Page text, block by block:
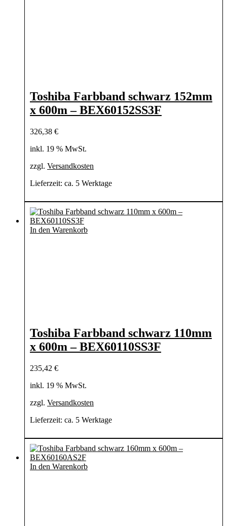
Toshiba Farbband schwarz 152mm
x 600m – BEX60152SS3F
326,38 €
inkl. 19 % MwSt.
zzgl. Versandkosten
Lieferzeit: ca. 5 Werktage
In den Warenkorb
Toshiba Farbband schwarz 110mm
x 600m – BEX60110SS3F
235,42 €
inkl. 19 % MwSt.
zzgl. Versandkosten
Lieferzeit: ca. 5 Werktage
In den Warenkorb